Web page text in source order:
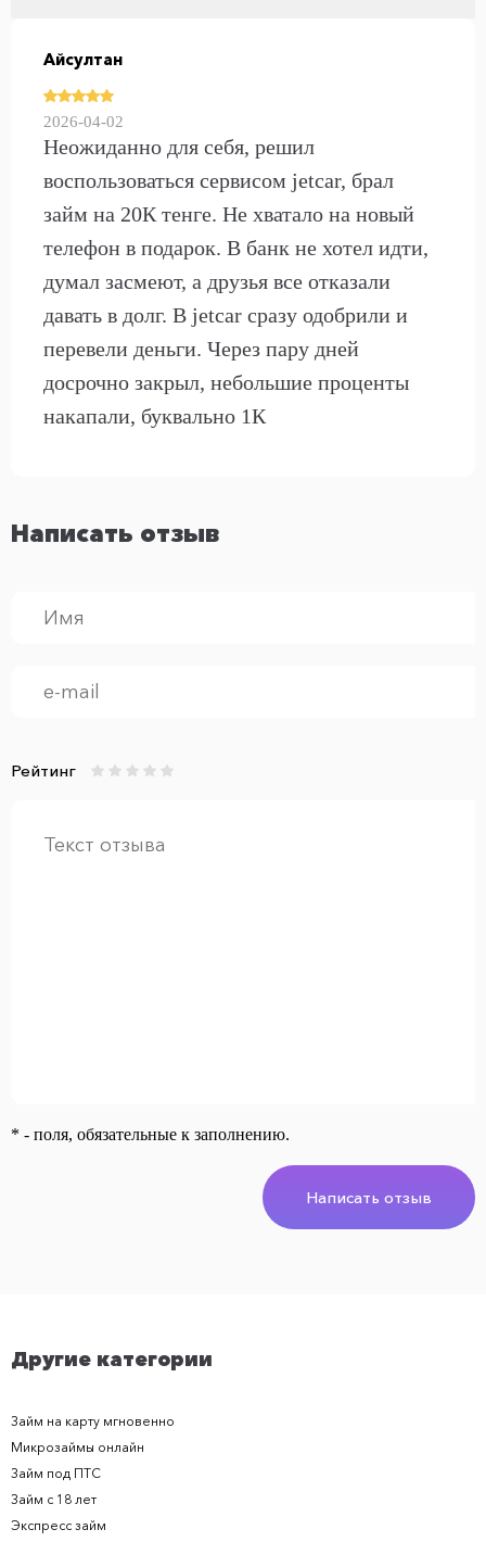
Айсултан
2026-04-02
Неожиданно для себя, решил
воспользоваться сервисом jetcar, брал
займ на 20К тенге. Не хватало на новый
телефон в подарок. В банк не хотел идти,
думал засмеют, а друзья все отказали
давать в долг. В jetcar сразу одобрили и
перевели деньги. Через пару дней
досрочно закрыл, небольшие проценты
накапали, буквально 1К
Написать отзыв
Рейтинг
* - поля, обязательные к заполнению.
Написать отзыв
Другие категории
Займ на карту мгновенно
Микрозаймы онлайн
Займ под ПТС
Займ с 18 лет
Экспресс займ